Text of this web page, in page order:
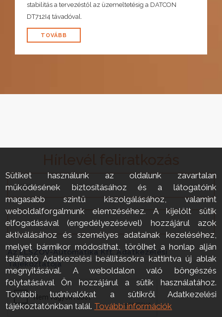
stabilitás a tervezéstől az üzemeltetésig a DATCON
DT712I4 távadóval.
TOVÁBB
Az ELSZÖV-Automatika Kft. Adatkezelési
Tájékoztatója
Sütiket használunk az oldalunk zavartalan
működésének biztosításához és a látogatóink
magasabb szintű kiszolgálásához, valamint
weboldalforgalmunk elemzéséhez. A kijelölt sütik
elfogadásával (engedélyezésével) hozzájárul azok
aktiválásához és személyes adatainak kezeléséhez,
melyet bármikor módosíthat, törölhet a honlap alján
található Adatkezelési beállításokra kattintva új ablak
megnyitásával. A weboldalon való böngészés
folytatásával Ön hozzájárul a sütik használatához.
További tudnivalókat a sütikről Adatkezelési
tájékoztatónkban talál. További információk